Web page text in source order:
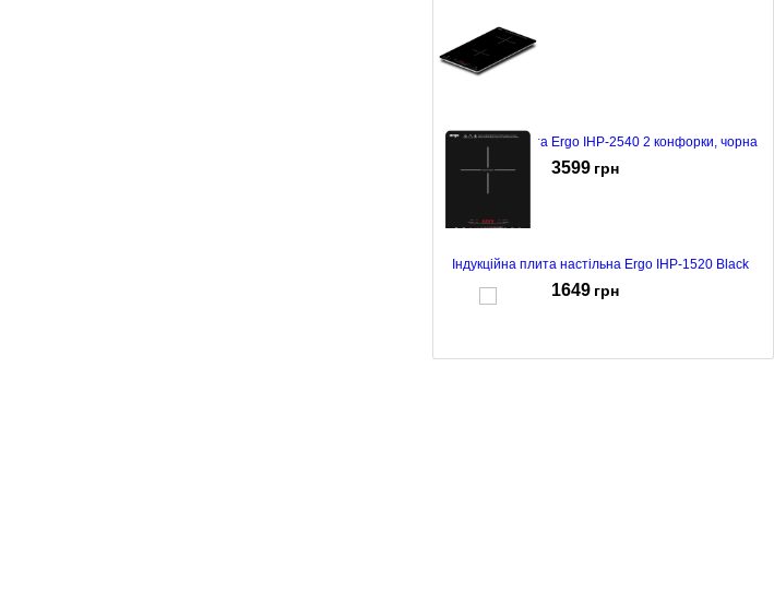
Індукційна плита Ergo IHP-2540 2 конфорки, чорна
3599 грн
Індукційна плита настільна Ergo IHP-1520 Black
1649 грн